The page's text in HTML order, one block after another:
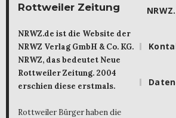
Rottweiler Zeitung
NRWZ.de ist die Website der
NRWZ Verlag GmbH & Co. KG.
NRWZ, das bedeutet Neue
Rottweiler Zeitung. 2004
erschien diese erstmals.
Rottweiler Bürger haben die